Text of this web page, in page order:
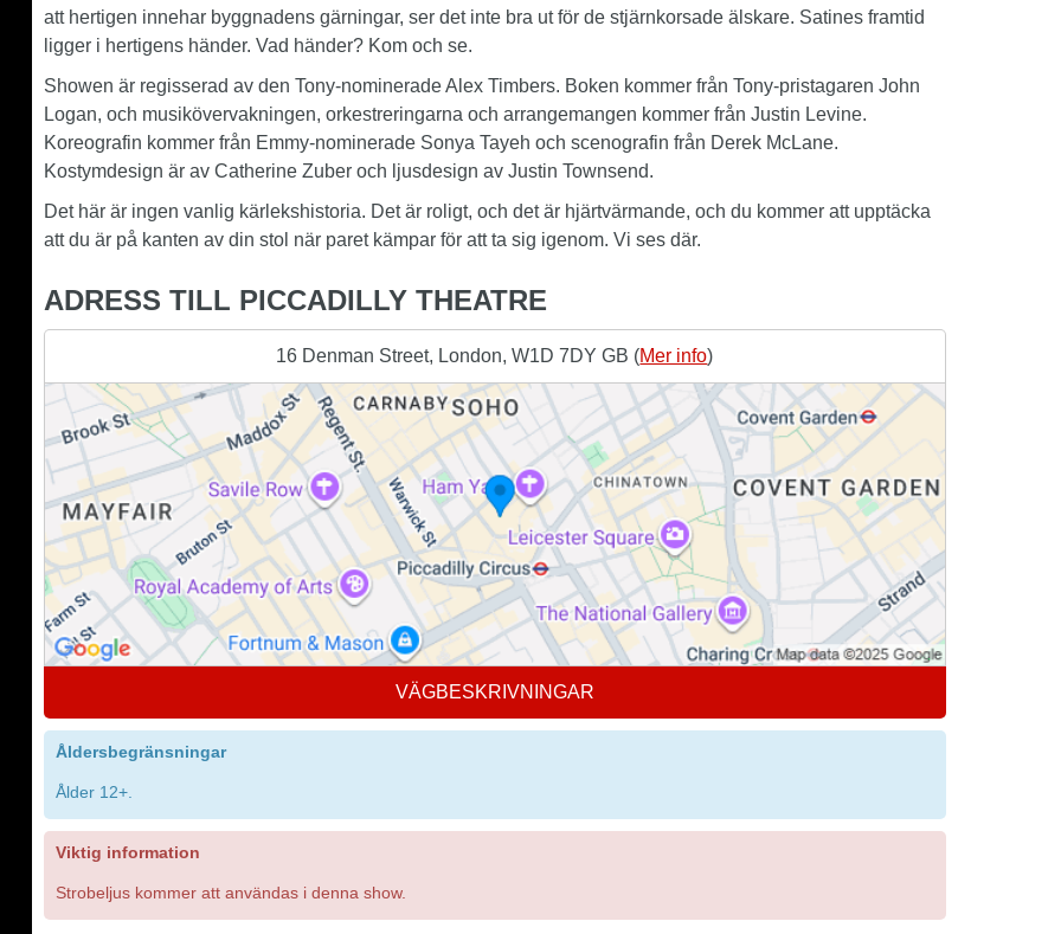
att hertigen innehar byggnadens gärningar, ser det inte bra ut för de stjärnkorsade älskare. Satines framtid
ligger i hertigens händer. Vad händer? Kom och se.
Showen är regisserad av den Tony-nominerade Alex Timbers. Boken kommer från Tony-pristagaren John
Logan, och musikövervakningen, orkestreringarna och arrangemangen kommer från Justin Levine.
Koreografin kommer från Emmy-nominerade Sonya Tayeh och scenografin från Derek McLane.
Kostymdesign är av Catherine Zuber och ljusdesign av Justin Townsend.
Det här är ingen vanlig kärlekshistoria. Det är roligt, och det är hjärtvärmande, och du kommer att upptäcka
att du är på kanten av din stol när paret kämpar för att ta sig igenom. Vi ses där.
ADRESS TILL PICCADILLY THEATRE
16 Denman Street, London, W1D 7DY GB (Mer info)
VÄGBESKRIVNINGAR
Åldersbegränsningar
Ålder 12+.
Viktig information
Strobeljus kommer att användas i denna show.